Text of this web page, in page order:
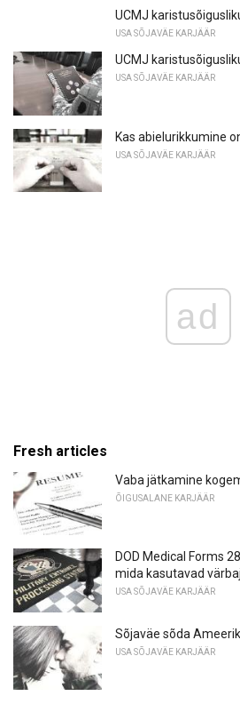
UCMJ
USA SÕJAVÄE KARJÄÄR
UCMJ
USA SÕJAVÄE KARJÄÄR
Kas abielurikkumine
USA SÕJAVÄE KARJÄÄR
ad
Fresh articles
Vaba jätkamine
ÕIGUSALANE KARJÄÄR
DOD Medical Forms
mida kasutavad
USA SÕJAVÄE KARJÄÄR
Sõjaväe sõda
USA SÕJAVÄE KARJÄÄR